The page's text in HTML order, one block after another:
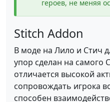
героев, не меняя
Stitch Addon
В моде на Лило и Стич
упор сделан на самого
отличается высокой
сопровождать игрока
способен